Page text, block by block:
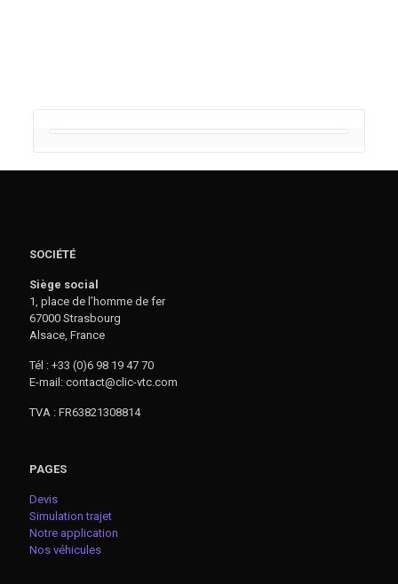
SOCIÉTÉ
Siège social
1, place de l’homme de fer
67000 Strasbourg
Alsace, France
Tél : +33 (0)6 98 19 47 70
E-mail: contact@clic-vtc.com
TVA : FR63821308814
PAGES
Devis
Simulation trajet
Notre application
Nos véhicules